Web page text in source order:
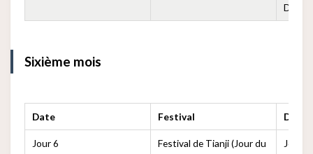
Sixième mois
Date Festival
Jour 6
Festival de Tianji (Jour du
Jour